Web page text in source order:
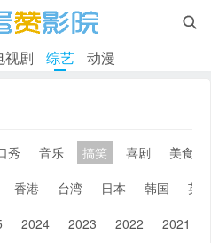

视剧 综艺 动漫
秀 音乐 搞笑 喜剧
美食
香港 台湾 日本 韩国
英
2024 2023 2022 2021